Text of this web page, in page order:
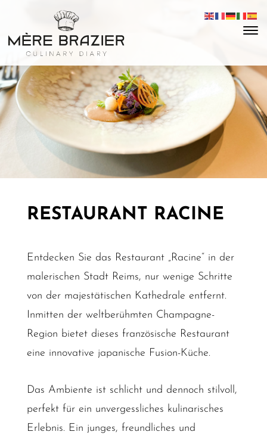
RESTAURANT RACINE
Entdecken Sie das Restaurant „Racine“ in der
malerischen Stadt Reims, nur wenige Schritte
von der majestätischen Kathedrale entfernt.
Inmitten der weltberühmten Champagne-
Region bietet dieses französische Restaurant
eine innovative japanische Fusion-Küche.
Das Ambiente ist schlicht und dennoch stilvoll,
perfekt für ein unvergessliches kulinarisches
Erlebnis. Ein junges, freundliches und